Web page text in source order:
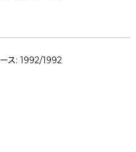
ス: 1992/1992